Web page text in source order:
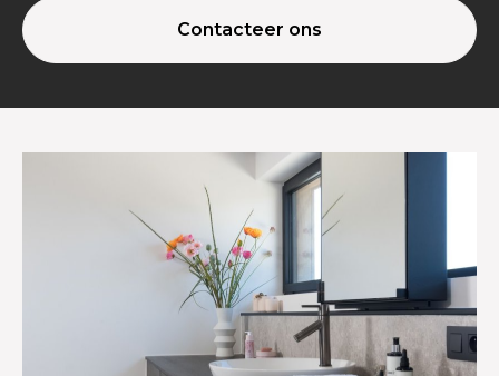
Contacteer ons